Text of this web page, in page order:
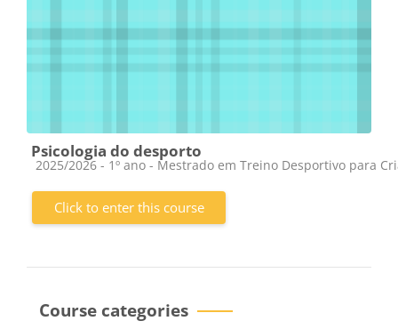
Psicologia do desporto
Course category
2025/2026 - 1º ano - Mestrado em Treino Desportivo para
Click to enter this course
Course categories